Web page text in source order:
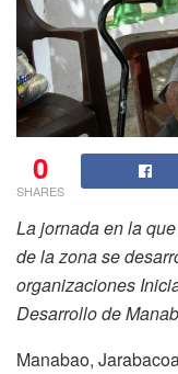
0
SHARES
La jornada en la
de la zona se
organizaciones
Desarrollo de
Manabao,